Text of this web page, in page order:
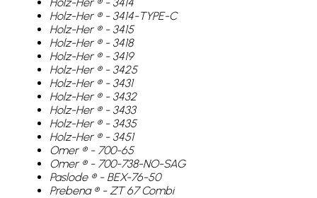
Holz-Her ® - 3414-TYPE-C
Holz-Her ® - 3415
Holz-Her ® - 3418
Holz-Her ® - 3419
Holz-Her ® - 3425
Holz-Her ® - 3431
Holz-Her ® - 3432
Holz-Her ® - 3433
Holz-Her ® - 3435
Holz-Her ® - 3451
Omer ® - 700-65
Omer ® - 700-738-NO-SAG
Paslode ® - BEX-76-50
Prebena ® - ZT 67 Combi